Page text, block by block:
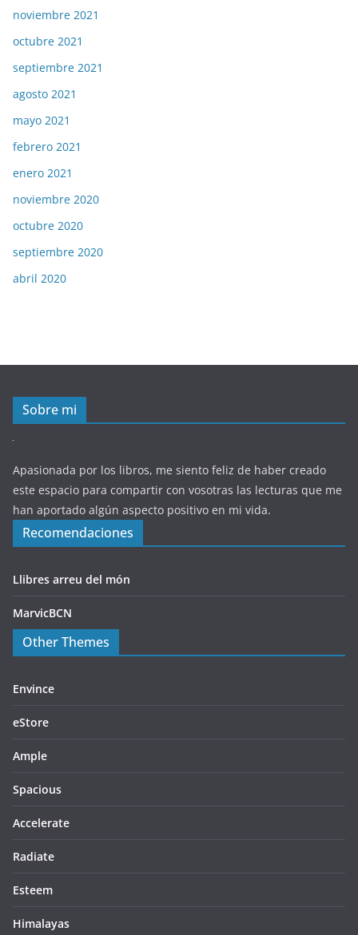
noviembre 2021
octubre 2021
septiembre 2021
agosto 2021
mayo 2021
febrero 2021
enero 2021
noviembre 2020
octubre 2020
septiembre 2020
abril 2020
Sobre mi
Apasionada por los libros, me siento feliz de haber creado
este espacio para compartir con vosotras las lecturas que me
han aportado algún aspecto positivo en mi vida.
Recomendaciones
Llibres arreu del món
MarvicBCN
Other Themes
Envince
eStore
Ample
Spacious
Accelerate
Radiate
Esteem
Himalayas